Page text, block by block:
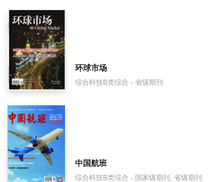
储能科学与技术影响因子是多少？
储能科学与技术怎么样？
储能科学与技术面费如何收取？
储能科学与技术是什么级别刊物？
储能科学与技术审稿要多久？
储能科学与技术是国家级期刊吗？
环球市场
综合科技B类综合 - 省级期刊
中国航班
综合科技B类综合 - 国家级期刊, 省级期刊